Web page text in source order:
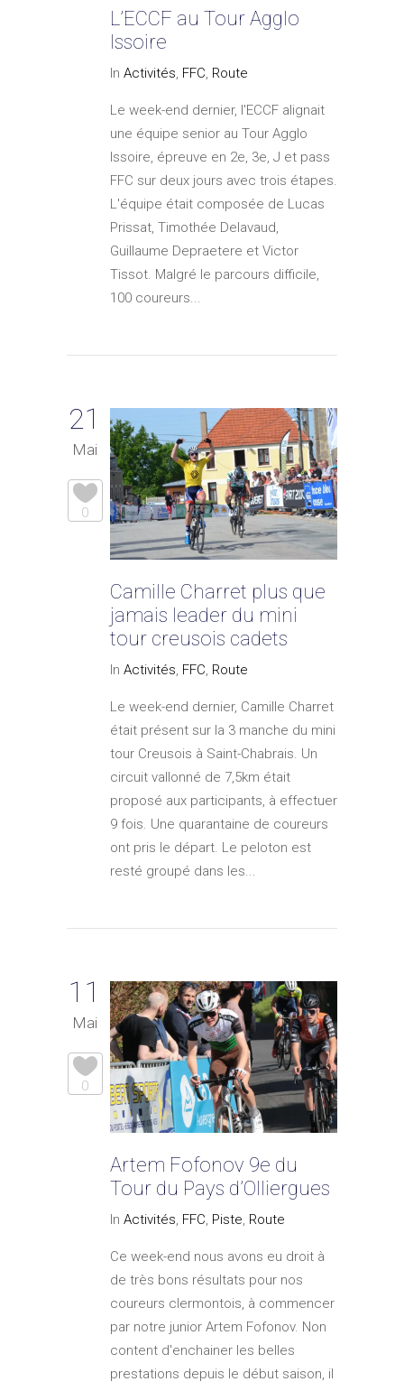
L’ECCF au Tour Agglo
Issoire
In Activités, FFC, Route
Le week-end dernier, l'ECCF alignait
une équipe senior au Tour Agglo
Issoire, épreuve en 2e, 3e, J et pass
FFC sur deux jours avec trois étapes.
L'équipe était composée de Lucas
Prissat, Timothée Delavaud,
Guillaume Depraetere et Victor
Tissot. Malgré le parcours difficile,
100 coureurs...
21
Mai
0
Camille Charret plus que
jamais leader du mini
tour creusois cadets
In Activités, FFC, Route
Le week-end dernier, Camille Charret
était présent sur la 3 manche du mini
tour Creusois à Saint-Chabrais. Un
circuit vallonné de 7,5km était
proposé aux participants, à effectuer
9 fois. Une quarantaine de coureurs
ont pris le départ. Le peloton est
resté groupé dans les...
11
Mai
0
Artem Fofonov 9e du
Tour du Pays d’Olliergues
In Activités, FFC, Piste, Route
Ce week-end nous avons eu droit à
de très bons résultats pour nos
coureurs clermontois, à commencer
par notre junior Artem Fofonov. Non
content d'enchainer les belles
prestations depuis le début saison, il